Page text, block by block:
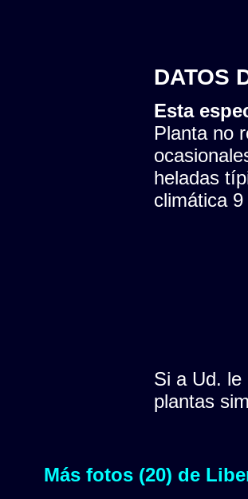
DATOS
Esta
Planta no
heladas
climática
Si a Ud. le
plantas
Más fotos (20) de